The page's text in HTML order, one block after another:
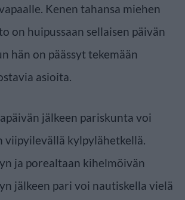
Kenen tahansa miehen
on huipussaan sellaisen päivän
hän on päässyt tekemään
asioita.
jälkeen pariskunta voi
viipyilevällä kylpylähetkellä.
ja porealtaan kihelmöivän
jälkeen pari voi nautiskella vielä